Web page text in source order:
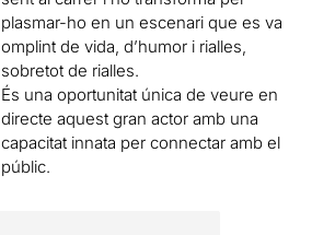
plasmar-ho en un escenari que es va
omplint de vida, d’humor i rialles,
sobretot de rialles.
És una oportunitat única de veure en
directe aquest gran actor amb una
capacitat innata per connectar amb el
públic.